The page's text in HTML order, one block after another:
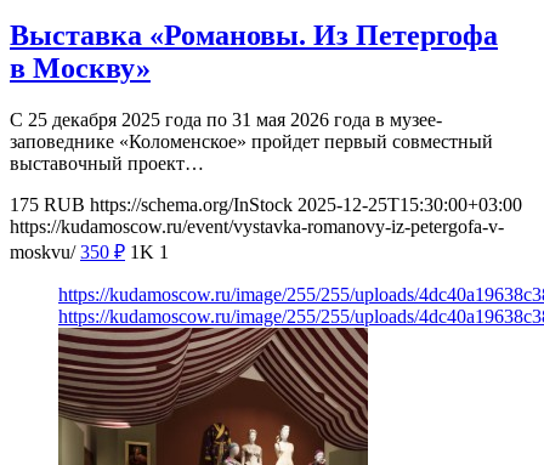
Выставка «Романовы. Из Петергофа
в Москву»
С 25 декабря 2025 года по 31 мая 2026 года в музее-
заповеднике «Коломенское» пройдет первый совместный
выставочный проект…
175 RUB https://schema.org/InStock 2025-12-25T15:30:00+03:00
https://kudamoscow.ru/event/vystavka-romanovy-iz-petergofa-v-
moskvu/ 350 ₽ 1K 1
https://kudamoscow.ru/image/255/255/uploads/
https://kudamoscow.ru/image/255/255/uploads/